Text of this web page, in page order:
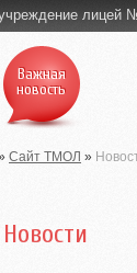
лицей
Важная
новость
Сайт ТМОЛ »
Новости